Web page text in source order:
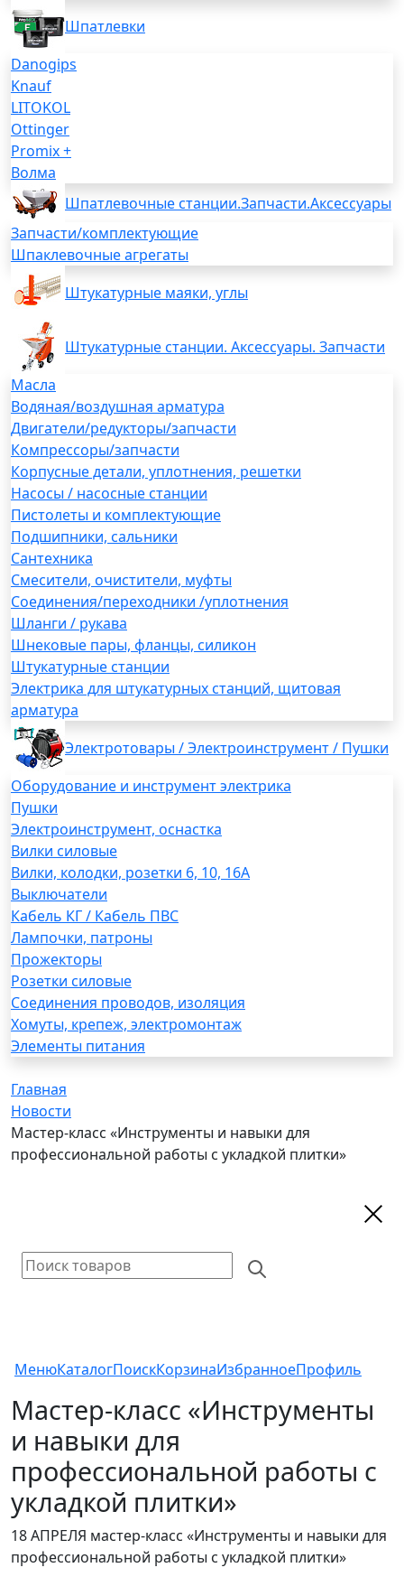
Шпатлевки
Danogips
Knauf
LITOKOL
Ottinger
Promix +
Волма
Шпатлевочные станции.Запчасти.Аксессуары
Запчасти/комплектующие
Шпаклевочные агрегаты
Штукатурные маяки, углы
Штукатурные станции. Аксессуары. Запчасти
Масла
Водяная/воздушная арматура
Двигатели/редукторы/запчасти
Компрессоры/запчасти
Корпусные детали, уплотнения, решетки
Насосы / насосные станции
Пистолеты и комплектующие
Подшипники, сальники
Сантехника
Смесители, очистители, муфты
Соединения/переходники /уплотнения
Шланги / рукава
Шнековые пары, фланцы, силикон
Штукатурные станции
Электрика для штукатурных станций, щитовая
арматура
Электротовары / Электроинструмент / Пушки
Оборудование и инструмент электрика
Пушки
Электроинструмент, оснастка
Вилки силовые
Вилки, колодки, розетки 6, 10, 16А
Выключатели
Кабель КГ / Кабель ПВС
Лампочки, патроны
Прожекторы
Розетки силовые
Соединения проводов, изоляция
Хомуты, крепеж, электромонтаж
Элементы питания
Главная
Новости
Мастер-класс «Инструменты и навыки для
профессиональной работы с укладкой плитки»
МенюКаталогПоискКорзинаИзбранноеПрофиль
Мастер-класс «Инструменты
и навыки для
профессиональной работы с
укладкой плитки»
18 АПРЕЛЯ мастер-класс «Инструменты и навыки для
профессиональной работы с укладкой плитки»